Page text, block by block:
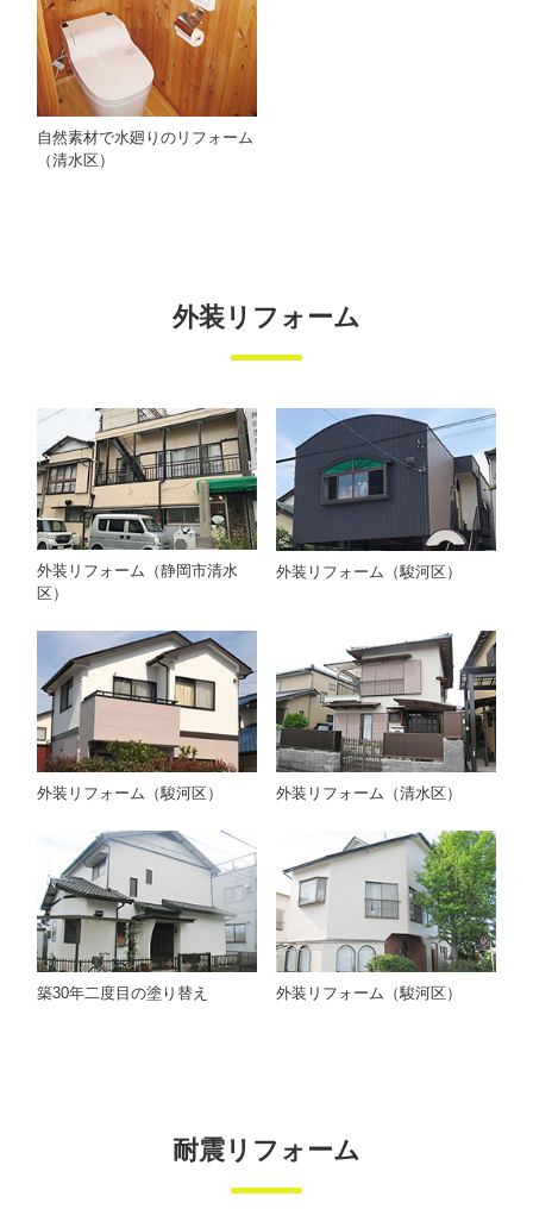
自然素材で水廻りのリフォーム
（清水区）
外装リフォーム
外装リフォーム（静岡市清水
区）
外装リフォーム（駿河区）
外装リフォーム（駿河区） 外装リフォーム（清水区）
築30年二度目の塗り替え 外装リフォーム（駿河区）
耐震リフォーム